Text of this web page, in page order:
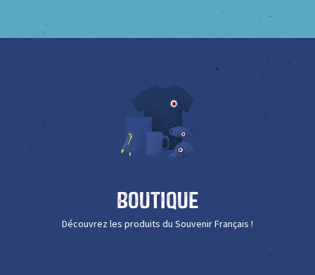
Boutique
Découvrez les produits du Souvenir Français !